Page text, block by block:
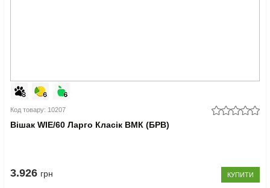
Код товару: 10207
Вішак WIE/60 Ларго Класік ВМК (БРВ)
3.926 грн КУПИТИ